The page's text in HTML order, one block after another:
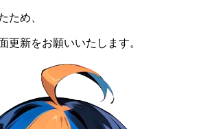
ため、
更新をお願いいたします。